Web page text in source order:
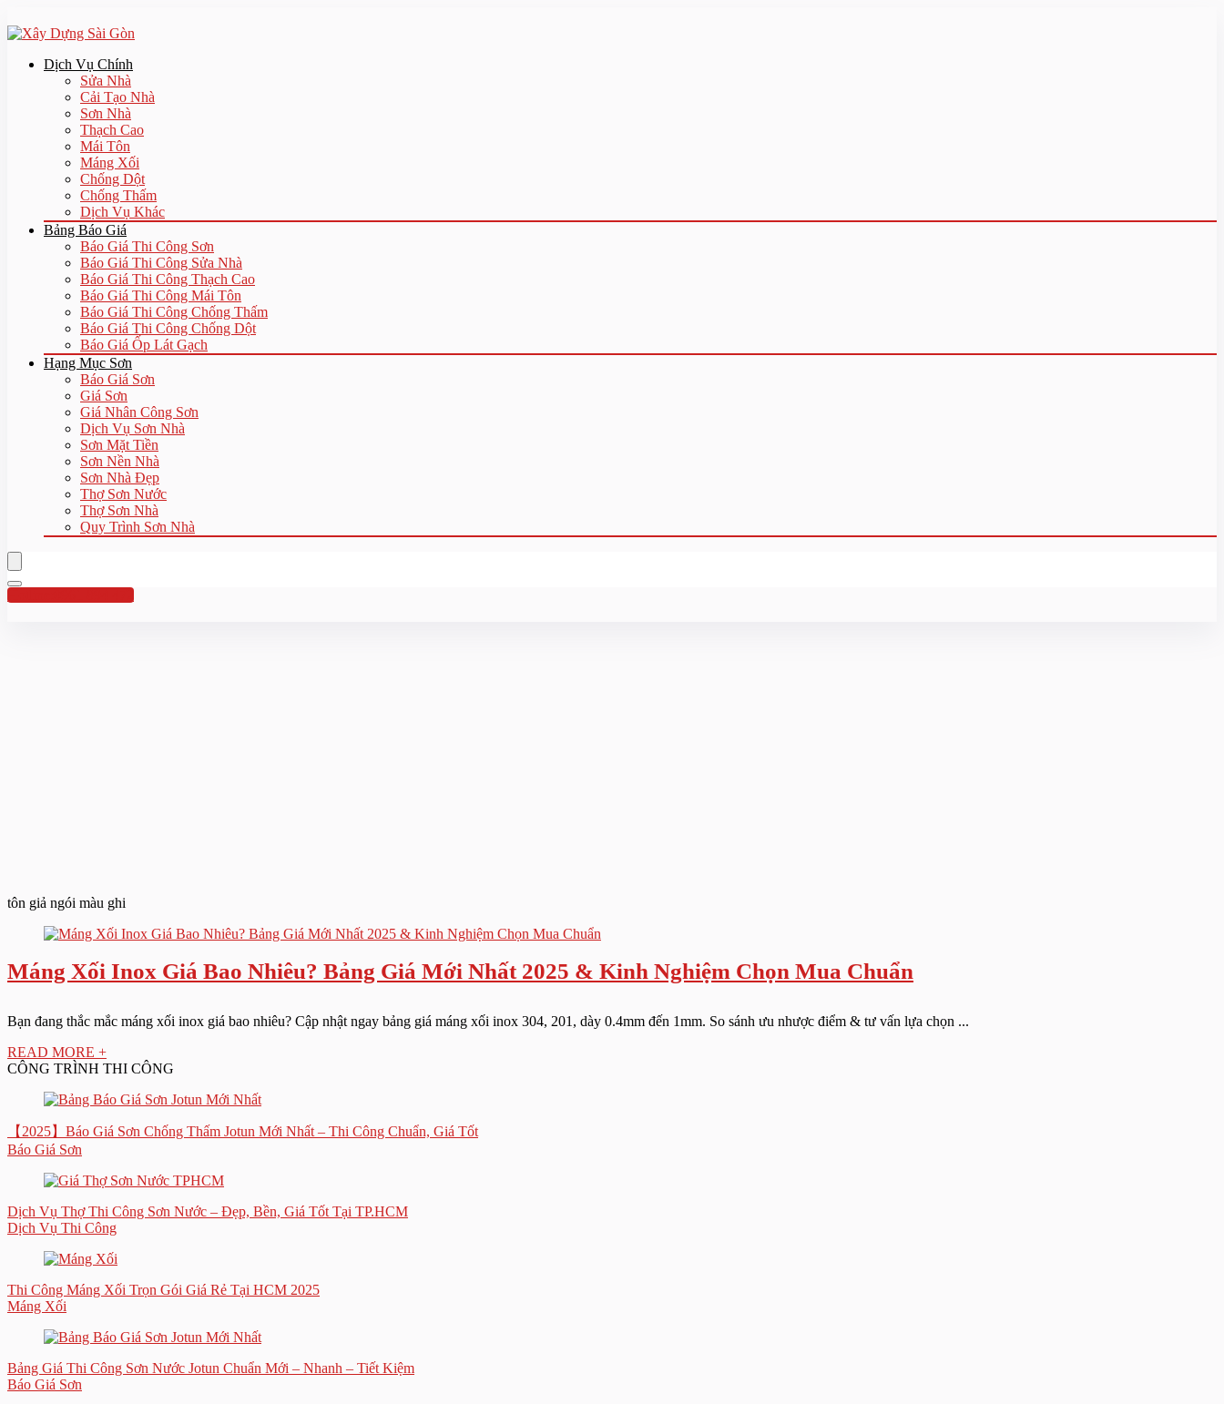
Dịch Vụ Chính
Sửa Nhà
Cải Tạo Nhà
Sơn Nhà
Thạch Cao
Mái Tôn
Máng Xối
Chống Dột
Chống Thấm
Dịch Vụ Khác
Bảng Báo Giá
Báo Giá Thi Công Sơn
Báo Giá Thi Công Sửa Nhà
Báo Giá Thi Công Thạch Cao
Báo Giá Thi Công Mái Tôn
Báo Giá Thi Công Chống Thấm
Báo Giá Thi Công Chống Dột
Báo Giá Ốp Lát Gạch
Hạng Mục Sơn
Báo Giá Sơn
Giá Sơn
Giá Nhân Công Sơn
Dịch Vụ Sơn Nhà
Sơn Mặt Tiền
Sơn Nền Nhà
Sơn Nhà Đẹp
Thợ Sơn Nước
Thợ Sơn Nhà
Quy Trình Sơn Nhà
Hotline:0961 894 472
tôn giả ngói màu ghi
Máng Xối Inox Giá Bao Nhiêu? Bảng Giá Mới Nhất 2025 & Kinh Nghiệm Chọn Mua Chuẩn
Bạn đang thắc mắc máng xối inox giá bao nhiêu? Cập nhật ngay bảng giá máng xối inox 304, 201, dày 0.4mm đến 1mm. So sánh ưu nhược điểm & tư vấn lựa chọn ...
READ MORE +
CÔNG TRÌNH THI CÔNG
【2025】Báo Giá Sơn Chống Thấm Jotun Mới Nhất – Thi Công Chuẩn, Giá Tốt
Báo Giá Sơn
Dịch Vụ Thợ Thi Công Sơn Nước – Đẹp, Bền, Giá Tốt Tại TP.HCM
Dịch Vụ Thi Công
Thi Công Máng Xối Trọn Gói Giá Rẻ Tại HCM 2025
Máng Xối
Bảng Giá Thi Công Sơn Nước Jotun Chuẩn Mới – Nhanh – Tiết Kiệm
Báo Giá Sơn